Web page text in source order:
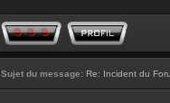
Sujet du message: Re: Incident du